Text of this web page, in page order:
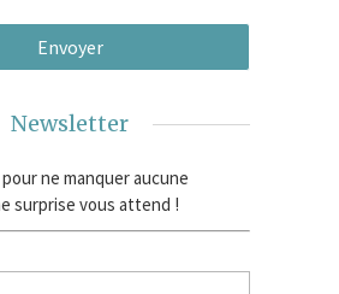
Newsletter
ne manquer aucune
surprise vous attend !